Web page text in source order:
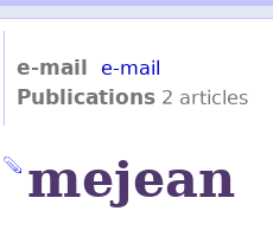
e-mail e-mail
Publications 2 articles
mejean